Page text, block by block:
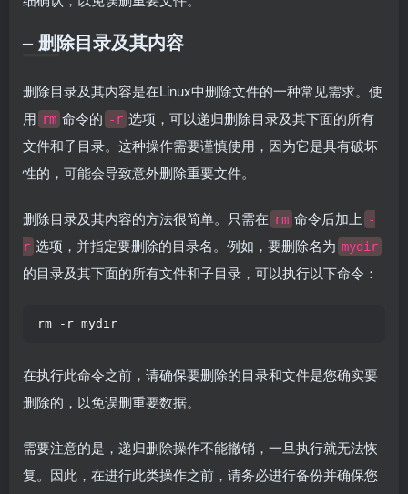
– 删除目录及其内容
删除目录及其内容是在Linux中删除文件的一种常见需求。使
用 rm 命令的 -r 选项，可以递归删除目录及其下面的所有
文件和子目录。这种操作需要谨慎使用，因为它是具有破坏
性的，可能会导致意外删除重要文件。
删除目录及其内容的方法很简单。只需在 rm 命令后加上
-
r 选项，并指定要删除的目录名。例如，要删除名为 mydir
的目录及其下面的所有文件和子目录，可以执行以下命令：
rm -r mydir
在执行此命令之前，请确保要删除的目录和文件是您确实要
删除的，以免误删重要数据。
需要注意的是，递归删除操作不能撤销，一旦执行就无法恢
复。因此，在进行此类操作之前，请务必进行备份并确保您